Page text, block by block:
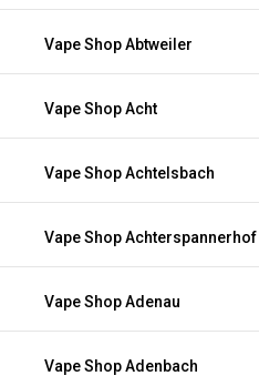
Vape Shop Abtweiler
Vape Shop Acht
Vape Shop Achtelsbach
Vape Shop Achterspannerhof
Vape Shop Adenau
Vape Shop Adenbach